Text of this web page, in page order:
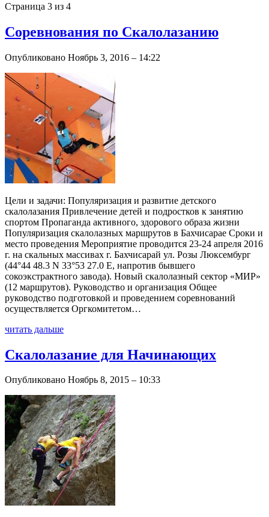
Страница 3 из 4
Соревнования по Скалолазанию
Опубликовано Ноябрь 3, 2016 – 14:22
Цели и задачи: Популяризация и развитие детского
скалолазания Привлечение детей и подростков к занятию
спортом Пропаганда активного, здорового образа жизни
Популяризация скалолазных маршрутов в Бахчисарае Сроки и
место проведения Мероприятие проводится 23-24 апреля 2016
г. на скальных массивах г. Бахчисарай ул. Розы Люксембург
(44°44 48.3 N 33°53 27.0 E, напротив бывшего
сокоэкстрактного завода). Новый скалолазный сектор «МИР»
(12 маршрутов). Руководство и организация Общее
руководство подготовкой и проведением соревнований
осуществляется Оргкомитетом…
читать дальше
Скалолазание для Начинающих
Опубликовано Ноябрь 8, 2015 – 10:33